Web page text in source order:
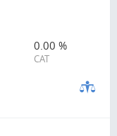
0.00 %
CAT